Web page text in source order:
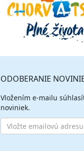
ODOBERANIE
Vložením e-mailu
noviniek.